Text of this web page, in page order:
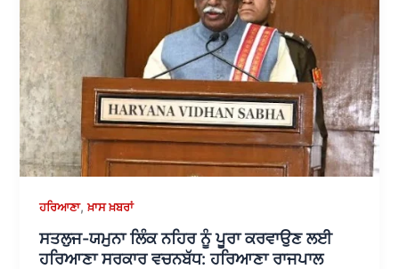
ਹਰਿਆਣਾ,ਖ਼ਾਸ ਖ਼ਬਰਾਂ
ਸਤਲੁਜ-ਯਮੁਨਾ ਲਿੰਕ ਨਹਿਰ ਨੂੰ ਪੂਰਾ ਕਰਵਾਉਣ ਲਈ
ਹਰਿਆਣਾ ਸਰਕਾਰ ਵਚਨਬੱਧ: ਹਰਿਆਣਾ ਰਾਜਪਾਲ